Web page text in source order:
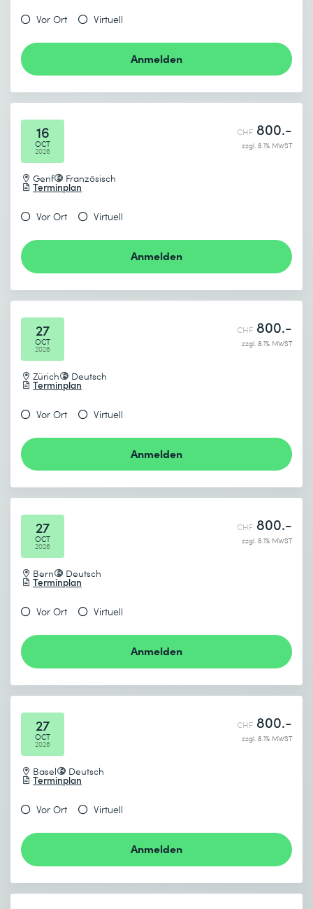
Vor Ort Virtuell
Anmelden
16
OCT
2026
Genf Französisch
Terminplan
CHF 800.-
zzgl. 8.1% MWST
Vor Ort Virtuell
Anmelden
27
OCT
2026
Zürich Deutsch
Terminplan
CHF 800.-
zzgl. 8.1% MWST
Vor Ort Virtuell
Anmelden
27
OCT
2026
Bern Deutsch
Terminplan
CHF 800.-
zzgl. 8.1% MWST
Vor Ort Virtuell
Anmelden
27
OCT
2026
Basel Deutsch
Terminplan
CHF 800.-
zzgl. 8.1% MWST
Vor Ort Virtuell
Anmelden